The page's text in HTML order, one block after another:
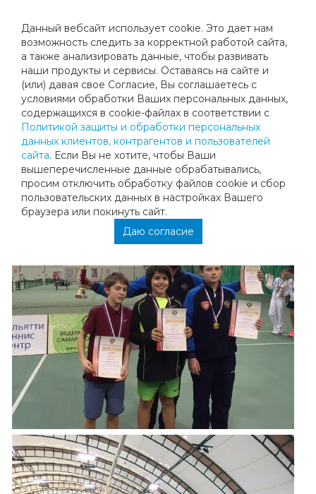
Данный вебсайт использует cookie. Это дает нам
возможность следить за корректной работой сайта,
а также анализировать данные, чтобы развивать
наши продукты и сервисы. Оставаясь на сайте и
(или) давая свое Согласие, Вы соглашаетесь с
условиями обработки Ваших персональных данных,
содержащихся в cookie-файлах в соответствии с
Политикой защиты и обработки персональных
данных клиентов, контрагентов и пользователей
сайта. Если Вы не хотите, чтобы Ваши
вышеперечисленные данные обрабатывались,
просим отключить обработку файлов cookie и сбор
пользовательских данных в настройках Вашего
браузера или покинуть сайт.
Даю согласие
ПОЗДРАВЛЯЕМ ДАНИЭЛЯ ХАЗИМЕ
21.02.2017
Поздравляем Даниэля Хазиме, ставшего победителем в
Командном Первенстве России по ребятам 13лет и мл., в
составе команды Московской области(Шебекин
Григорий, Хазиме Даниэль, Елесин Макар, капитан
команды Еркеев Э. Р.)!!!